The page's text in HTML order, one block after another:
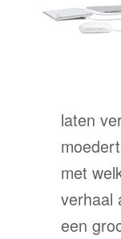
laten
met
verhaal
een